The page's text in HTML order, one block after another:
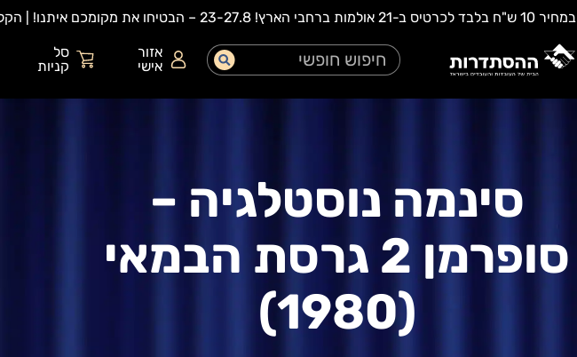
אזור
אישי
סל
קניות
סינמה נוסטלגיה –
סופרמן 2 גרסת הבמאי
(1980)